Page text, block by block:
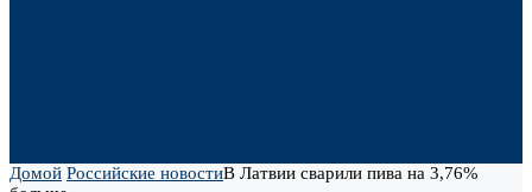
Домой Российские новостиВ Латвии сварили пива на 3,76%